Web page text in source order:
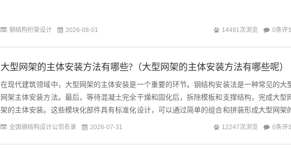
钢结构桁架设计 2026-08-01 14491次浏览 0条评
大型网架的主体安装方法有哪些?（大型网架的主体安装方法有哪些呢）
在现代建筑领域中，大型网架的主体安装是一个重要的环节。钢结构安装法是一种常见的大
网架主体安装方法。最后，等待混凝土完全干燥和固化后，拆除模板和支撑结构，完成大型
架的主体安装。这些模块化部件具有标准化设计，可以通过简单的组合和拼装形成大型网架
主体结构。这种方法具有施工速度快、工程量可控等优点，适...
全国钢结构设计公司名录 2026-07-31 12247次浏览 0条评